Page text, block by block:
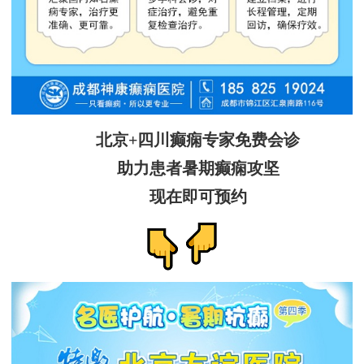
北京+四川癫痫专家免费会诊
助力患者暑期癫痫攻坚
现在即可预约